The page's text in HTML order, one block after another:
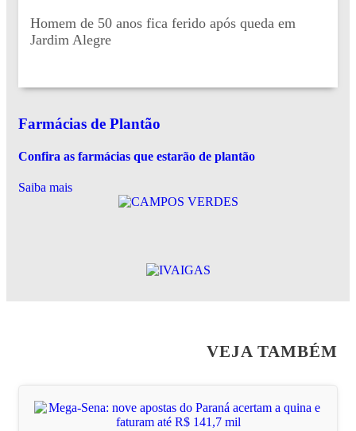
Homem de 50 anos fica ferido após queda em
Jardim Alegre
Farmácias de Plantão
Confira as farmácias que estarão de plantão
Saiba mais
VEJA TAMBÉM